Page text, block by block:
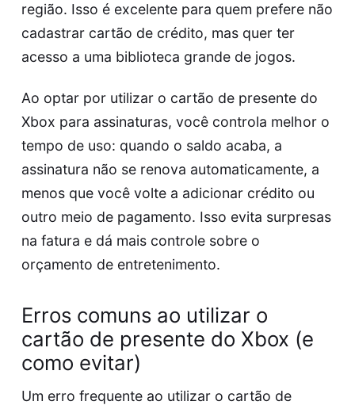
região. Isso é excelente para quem prefere não
cadastrar cartão de crédito, mas quer ter
acesso a uma biblioteca grande de jogos.
Ao optar por utilizar o cartão de presente do
Xbox para assinaturas, você controla melhor o
tempo de uso: quando o saldo acaba, a
assinatura não se renova automaticamente, a
menos que você volte a adicionar crédito ou
outro meio de pagamento. Isso evita surpresas
na fatura e dá mais controle sobre o
orçamento de entretenimento.
Erros comuns ao utilizar o
cartão de presente do Xbox (e
como evitar)
Um erro frequente ao utilizar o cartão de